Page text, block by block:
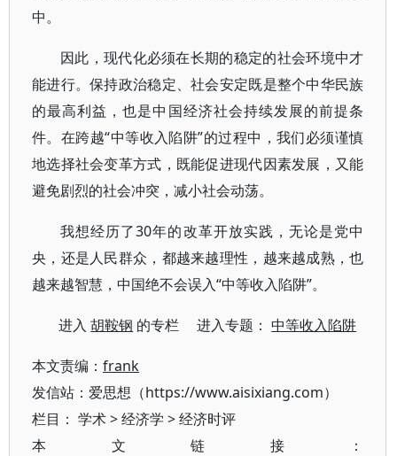
中。
因此，现代化必须在长期的稳定的社会环境中才
能进行。保持政治稳定、社会安定既是整个中华民族
的最高利益，也是中国经济社会持续发展的前提条
件。在跨越“中等收入陷阱”的过程中，我们必须谨慎
地选择社会变革方式，既能促进现代因素发展，又能
避免剧烈的社会冲突，减小社会动荡。
我想经历了30年的改革开放实践，无论是党中
央，还是人民群众，都越来越理性，越来越成熟，也
越来越智慧，中国绝不会误入“中等收入陷阱”。
进入胡鞍钢 的专栏 进入专题：中等收入陷阱
本文责编： frank
发信站：爱思想（https://www.aisixiang.com）
栏目： 学术>经济学 >经济时评
本文链接：